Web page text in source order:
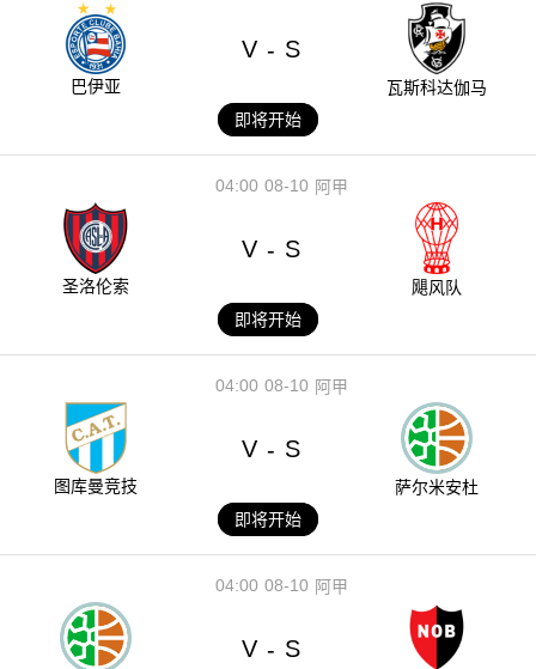
巴伊亚
V - S
瓦斯科达伽马
即将开始
08-10
04:00 阿甲
圣洛伦索
V - S
飓风队
即将开始
08-10
04:00 阿甲
图库曼竞技
V - S
萨尔米安杜
即将开始
08-10
04:00 阿甲
V - S